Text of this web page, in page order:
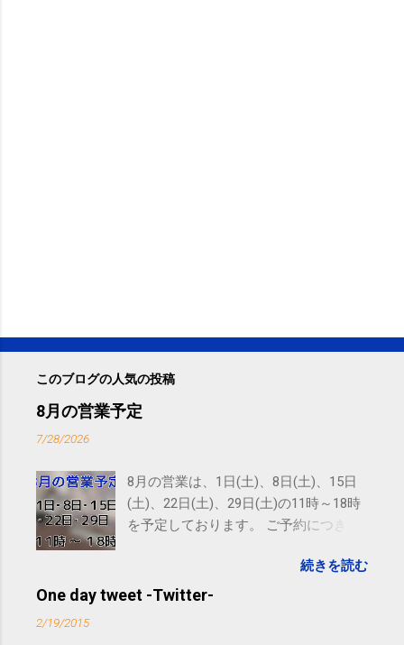
このブログの人気の投稿
8月の営業予定
7/28/2026
8月の営業は、1日(土)、8日(土)、15日
(土)、22日(土)、29日(土)の11時～18時
を予定しております。 ご予約につきま
す。 電話に出られないことがあります
ので、ご予約、お問い合わせは
続きを読む
One day tweet -Twitter-
2/19/2015